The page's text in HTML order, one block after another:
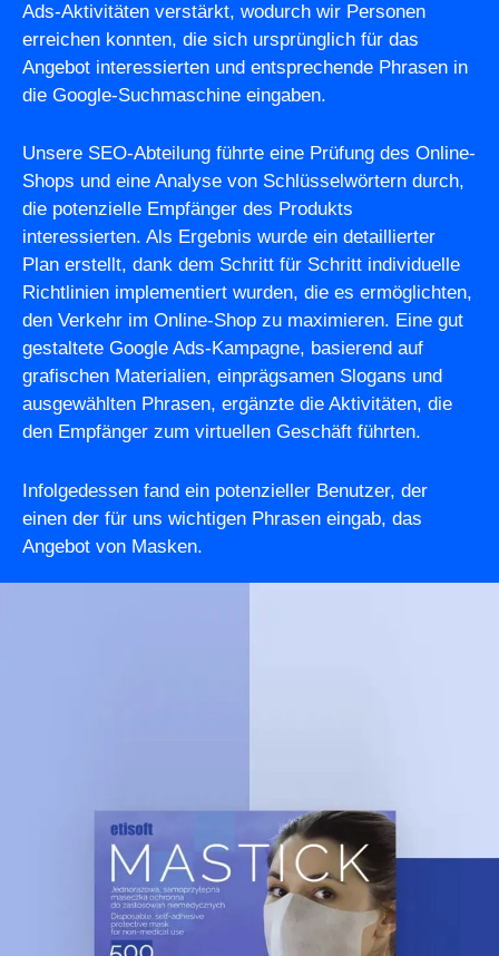
Ads-Aktivitäten verstärkt, wodurch wir Personen
erreichen konnten, die sich ursprünglich für das
Angebot interessierten und entsprechende Phrasen in
die Google-Suchmaschine eingaben.
Unsere SEO-Abteilung führte eine Prüfung des Online-
Shops und eine Analyse von Schlüsselwörtern durch,
die potenzielle Empfänger des Produkts
interessierten. Als Ergebnis wurde ein detaillierter
Plan erstellt, dank dem Schritt für Schritt individuelle
Richtlinien implementiert wurden, die es ermöglichten,
den Verkehr im Online-Shop zu maximieren. Eine gut
gestaltete Google Ads-Kampagne, basierend auf
grafischen Materialien, einprägsamen Slogans und
ausgewählten Phrasen, ergänzte die Aktivitäten, die
den Empfänger zum virtuellen Geschäft führten.
Infolgedessen fand ein potenzieller Benutzer, der
einen der für uns wichtigen Phrasen eingab, das
Angebot von Masken.